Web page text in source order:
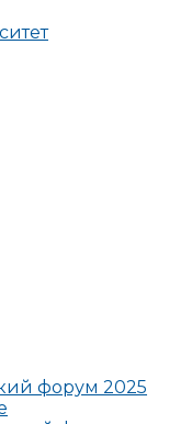
форум 2025